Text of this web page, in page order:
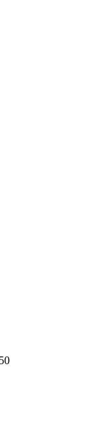
ш., д. 50